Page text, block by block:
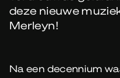
deze nieuwe
Merleyn!
Na een decennium